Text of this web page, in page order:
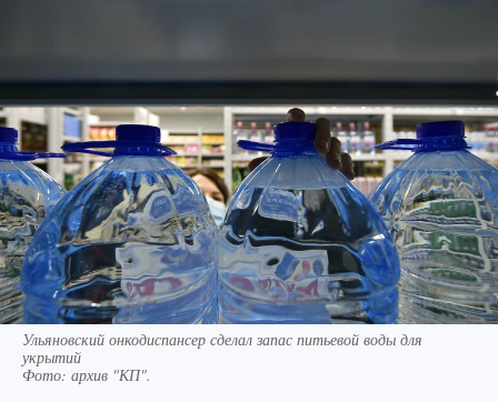
Ульяновский онкодиспансер сделал запас питьевой воды для
укрытий
Фото: архив "КП".